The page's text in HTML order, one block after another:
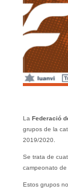
La Federació
grupos de la
2019/2020.
Se trata de
campeonato de
Estos grupos